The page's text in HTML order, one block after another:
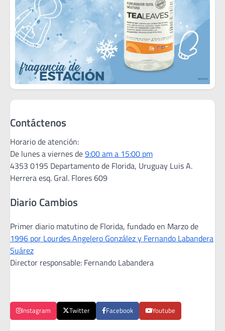
Contáctenos
Horario de atención:
De lunes a viernes de9:00 am a 15:00 pm
4353 0195 Departamento de Florida, Uruguay Luis A.
Herrera esq. Gral. Flores 609
Diario Cambios
Primer diario matutino de Florida, fundado en Marzo de
1996 por Lourdes Angelero González y Fernando Labandera
Suárez
Director responsable: Fernando Labandera
Instagram Twitter Facebook Youtube